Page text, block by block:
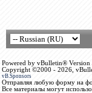
Powered by vBulletin® Version
Copyright ©2000 - 2026,
vB.Sponsors
Отправляя любую форму на
Все материалы могут